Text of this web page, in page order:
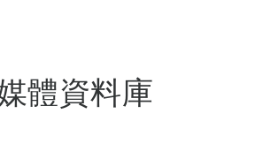
體資料庫